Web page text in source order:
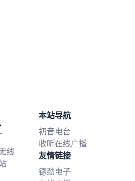
线
本站导航
初音电台
收听在线广播
友情链接
德劲电子